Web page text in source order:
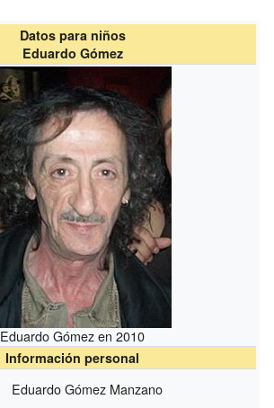
Datos para niños
Eduardo Gómez
Eduardo Gómez en 2010
Información personal
Eduardo Gómez Manzano